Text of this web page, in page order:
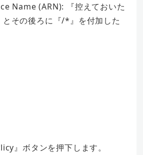
Name (ARN): 『控えておいた
とその後ろに『/*』を付加した
』ボタンを押下します。